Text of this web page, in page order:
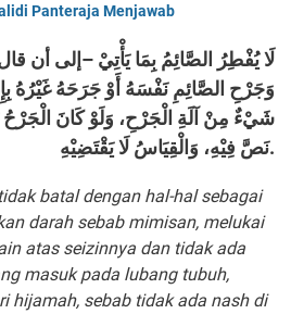
Panteraja Menjawab
لَا يُفْطِرُ الصَّائِمُ بِمَا يَأْتِيْ –إلى أن
وَجَرْحِ الصَّائِمِ نَفْسَهُ أَوْ جَرَحَهُ غَيْرُهُ
شَيْءٌ مِنْ آلَةِ الْجَرْحِ، وَلَوْ كَانَ الْجَرْحُ
نَصَّ فِيْهِ، وَالْقِيَاسُ لَا يَقْتَضِيْهِ.
batal dengan hal-hal sebagai
darah sebab mimisan, melukai
atas seizinnya dan tidak ada
masuk pada lubang tubuh,
hijamah, sebab tidak ada nash di